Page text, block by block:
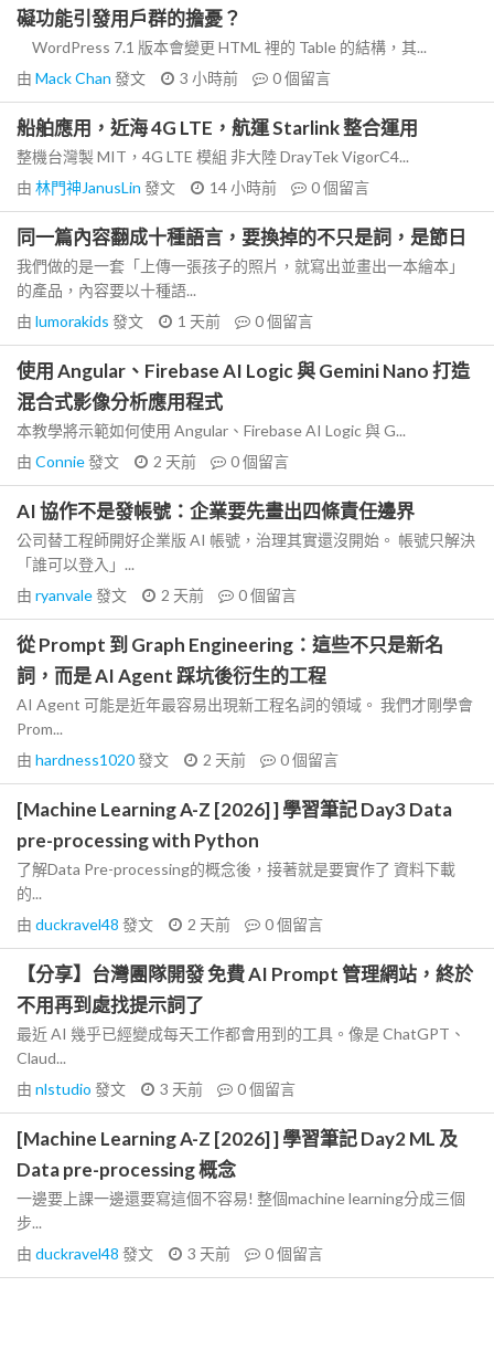
礙功能引發用戶群的擔憂？
WordPress 7.1 版本會變更 HTML 裡的 Table 的結構，其...
由 Mack Chan 發文 3 小時前 0個留言
船舶應用，近海 4G LTE，航運 Starlink 整合運用
整機台灣製 MIT，4G LTE 模組 非大陸 DrayTek VigorC4...
由 林門神JanusLin 發文 14 小時前 0個留言
同一篇內容翻成十種語言，要換掉的不只是詞，是節日
我們做的是一套「上傳一張孩子的照片，就寫出並畫出一本繪本」
的產品，內容要以十種語...
由 lumorakids 發文 1 天前 0個留言
使用 Angular、Firebase AI Logic 與 Gemini Nano 打造
混合式影像分析應用程式
本教學將示範如何使用 Angular、Firebase AI Logic 與 G...
由 Connie發文 2 天前 0個留言
AI 協作不是發帳號：企業要先畫出四條責任邊界
公司替工程師開好企業版 AI 帳號，治理其實還沒開始。 帳號只解決
「誰可以登入」...
由 ryanvale發文 2 天前 0個留言
從 Prompt 到 Graph Engineering：這些不只是新名
詞，而是 AI Agent 踩坑後衍生的工程
AI Agent 可能是近年最容易出現新工程名詞的領域。 我們才剛學會
Prom...
由 hardness1020發文 2 天前 0個留言
[Machine Learning A-Z [2026] ] 學習筆記 Day3 Data
pre-processing with Python
了解Data Pre-processing的概念後，接著就是要實作了 資料下載
的...
由 duckravel48 發文 2 天前 0個留言
【分享】台灣團隊開發 免費 AI Prompt 管理網站，終於
不用再到處找提示詞了
最近 AI 幾乎已經變成每天工作都會用到的工具。像是 ChatGPT、
Claud...
由 nlstudio 發文 3 天前 0個留言
[Machine Learning A-Z [2026] ] 學習筆記 Day2 ML 及
Data pre-processing 概念
一邊要上課一邊還要寫這個不容易! 整個machine learning分成三個
步...
由 duckravel48 發文 3 天前 0個留言